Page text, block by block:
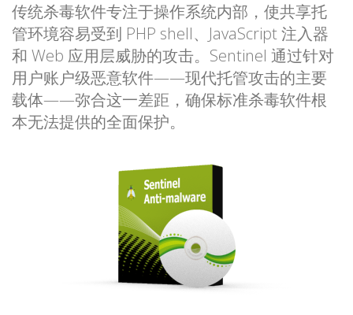
传统杀毒软件专注于操作系统内部，使共享托
管环境容易受到 PHP shell、JavaScript 注入器
和 Web 应用层威胁的攻击。Sentinel 通过针对
用户账户级恶意软件——现代托管攻击的主要
载体——弥合这一差距，确保标准杀毒软件根
本无法提供的全面保护。